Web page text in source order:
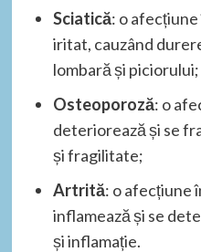
Sciatică: o
iritat, cauzând
lombară și piciorului;
Osteoporoză: o
deteriorează și se
și fragilitate;
Artrită: o afecțiune
inflamează și se
și inflamație.